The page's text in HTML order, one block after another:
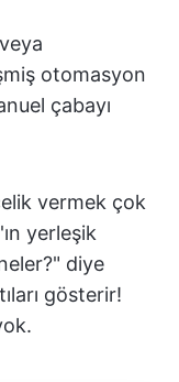
otomasyon
çabayı
vermek çok
yerleşik
diye
gösterir!